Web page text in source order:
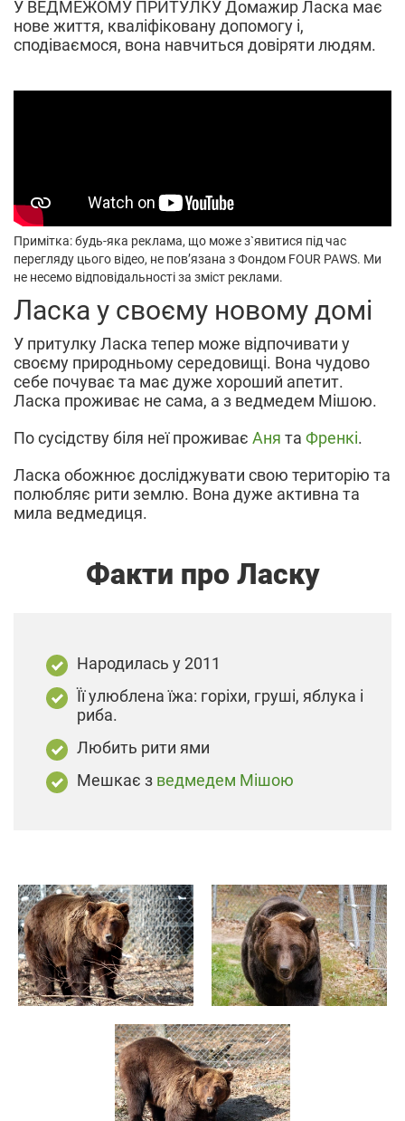
У ВЕДМЕЖОМУ ПРИТУЛКУ Домажир Ласка має
нове життя, кваліфіковану допомогу і,
сподіваємося, вона навчиться довіряти людям.
Примітка: будь-яка реклама, що може з`явитися під час
перегляду цього відео, не пов’язана з Фондом FOUR PAWS. Ми
не несемо відповідальності за зміст реклами.
Ласка у своєму новому домі
У притулку Ласка тепер може відпочивати у
своєму природньому середовищі. Вона чудово
себе почуває та має дуже хороший апетит.
Ласка проживає не сама, а з ведмедем Мішою.
По сусідству біля неї проживає Аня та Френкі.
Ласка обожнює досліджувати свою територію та
полюбляє рити землю. Вона дуже активна та
мила ведмедиця.
Факти про Ласку
Народилась у 2011
Її улюблена їжа: горіхи, груші, яблука і
риба.
Любить рити ями
Мешкає з ведмедем Мішою